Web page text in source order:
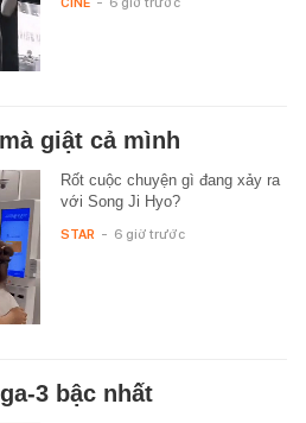
giật cả mình
Rốt cuộc chuyện gì đang xảy ra
với Song Ji Hyo?
STAR - 6 giờ trước
3 bậc nhất